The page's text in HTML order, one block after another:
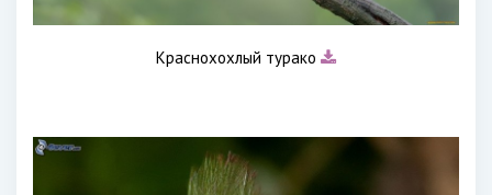
Краснохохлый турако